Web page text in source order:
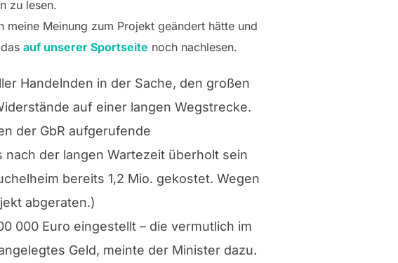
zu lesen.
meine Meinung zum Projekt geändert hätte und
auf unserer Sportseite noch nachlesen.
Handelnden in der Sache, den großen
auf einer langen Wegstrecke.
der GbR aufgerufende
der langen Wartezeit überholt sein
bereits 1,2 Mio. gekostet. Wegen
abgeraten.)
000 Euro eingestellt – die vermutlich im
Geld, meinte der Minister dazu.